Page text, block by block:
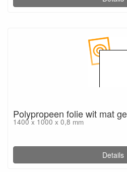
Polypropeen folie wit mat
1400 x 1000 x 0,8 mm
Details